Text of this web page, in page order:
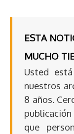
ESTA
MUCHO
Usted
nuestros
8 años.
que